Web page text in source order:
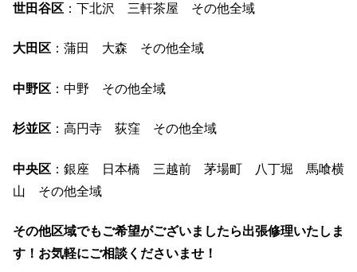
世田谷区 ：下北沢 三軒茶屋 その他全域
大田区 ：蒲田 大森 その他全域
中野区 ：中野 その他全域
杉並区 ：高円寺 荻窪 その他全域
中央区 ：銀座 日本橋 三越前 茅場町 八丁堀 馬喰横
山 その他全域
その他区域でもご希望がございましたら出張修理いたしま
す！お気軽にご相談くださいませ！